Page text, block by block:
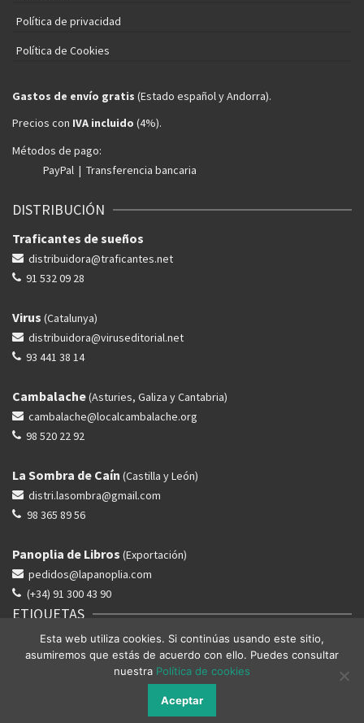
Política de privacidad
Política de Cookies
Gastos de envío gratis (Estado español y Andorra).
Precios con IVA incluido (4%).
Métodos de pago:
PayPal | Transferencia bancaria
DISTRIBUCIÓN
Traficantes de sueños
distribuidora@traficantes.net
91 532 09 28
Virus (Catalunya)
distribuidora@viruseditorial.net
93 441 38 14
Cambalache(Asturies, Galiza y Cantabria)
cambalache@localcambalache.org
98 520 22 92
La Sombra de Caín (Castilla y León)
distri.lasombra@gmail.com
98 365 89 56
Panoplia de Libros (Exportación)
pedidos@lapanoplia.com
(+34) 91 300 43 90
ETIQUETAS
ACTUALIDAD HISTORIA LUCHAS PENSAMIENTO
PERIFERIAS
© 2026 Editorial Milvus
Esta web utiliza cookies. Si continúas usando este sitio,
asumiremos que estás de acuerdo con ello. Puedes consultar
nuestra Política de cookies
Aceptar